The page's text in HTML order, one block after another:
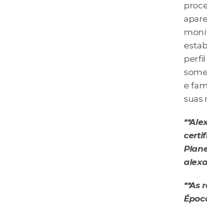
perfil
e
suas
**As